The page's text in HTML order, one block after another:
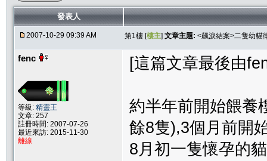
發表人
2007-10-29 09:39 AM 第1樓 [樓主] 文章主題: <飆淚結案>二隻幼貓
fenc
等級: 精靈王
文章: 257
註冊時間: 2007-07-26
最近來訪: 2015-11-30
離線
[這篇文章最後由
約半年前開始餵養
餘8隻),3個月前開
8月初一隻懷孕的